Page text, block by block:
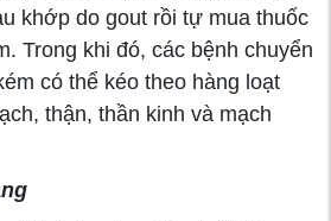
khớp do gout rồi tự mua thuốc
Trong khi đó, các bệnh chuyển
có thể kéo theo hàng loạt
thận, thần kinh và mạch